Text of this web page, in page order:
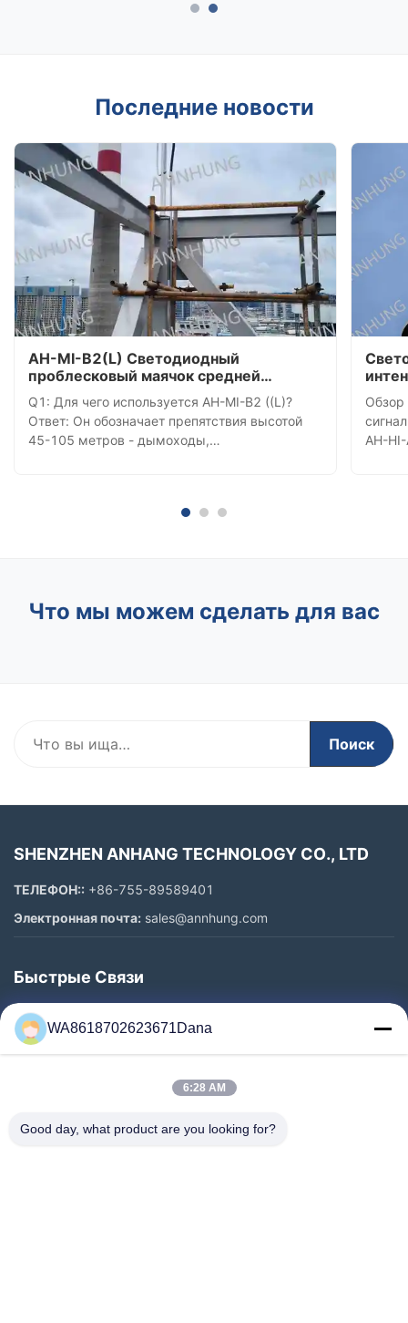
Последние новости
AH-MI-B2(L) Светодиодный
проблесковый маячок средней
интенсивности — Примеры установки
Q1: Для чего используется AH-MI-B2 ((L)?
Ответ: Он обозначает препятствия высотой
45-105 метров - дымоходы,
видимым со всех сторон, обеспечивающим
Обзор
AH-
Что мы можем сделать для вас
Поиск
SHENZHEN ANHANG TECHNOLOGY CO., LTD
ТЕЛЕФОН:: +86-755-89589401
Электронная почта: sales@annhung.com
Быстрые Связи
Домой
Продукты
Экскурсия По Заводу
WA8618702623671Dana
6:28 AM
Good day, what product are you looking for?